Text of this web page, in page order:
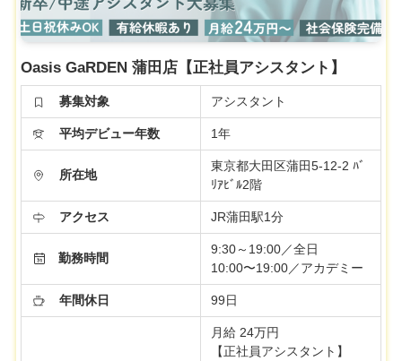
Oasis GaRDEN 蒲田店【正社員アシスタント】
募集対象 アシスタント
平均デビュー年数 1年
所在地
東京都大田区蒲田5-12-2 ﾊﾞ
ﾘｱﾋﾞﾙ2階
アクセス JR蒲田駅1分
勤務時間
9:30～19:00／全日
10:00〜19:00／アカデミー
年間休日 99日
月給 24万円
【正社員アシスタント】